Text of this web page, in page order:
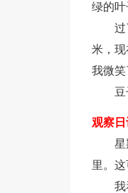
绿的叶
过
米，
我微笑
观察日
星
里。这
我